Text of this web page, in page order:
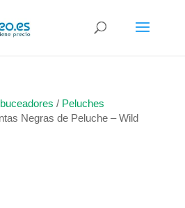
/ Peluches
Negras de Peluche – Wild